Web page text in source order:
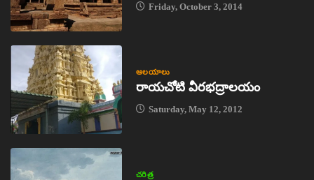
Friday, October 3, 2014
ఆలయాలు
రాయచోటి వీరభద్రాలయం
Saturday, May 12, 2012
చరిత్ర